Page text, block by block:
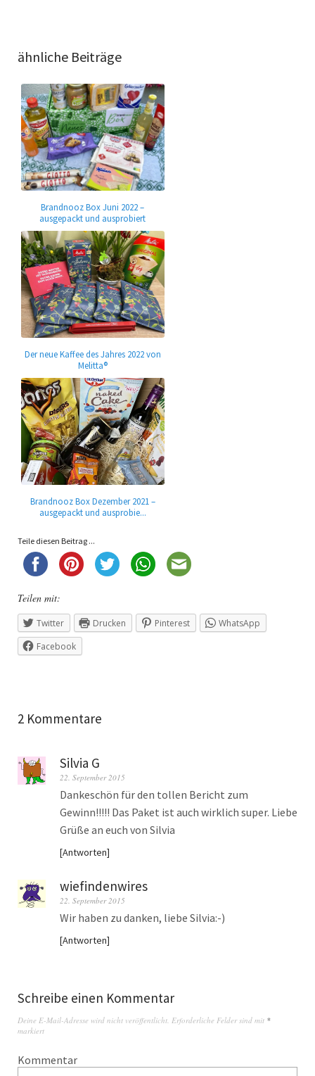
ähnliche Beiträge
Brandnooz Box Juni 2022 –
ausgepackt und ausprobiert
Der neue Kaffee des Jahres 2022 von
Melitta®
Brandnooz Box Dezember 2021 –
ausgepackt und ausprobie...
Teile diesen Beitrag ...
Teilen mit:
Twitter Drucken Pinterest
WhatsApp
Facebook
2 Kommentare
Silvia G
22. September 2015
Dankeschön für den tollen Bericht zum
Gewinn!!!!! Das Paket ist auch wirklich super. Liebe
Grüße an euch von Silvia
Antworten
wiefindenwires
22. September 2015
Wir haben zu danken, liebe Silvia:-)
Antworten
Schreibe einen Kommentar
Deine E-Mail-Adresse wird nicht veröffentlicht. Erforderliche Felder sind mit *
markiert
Kommentar